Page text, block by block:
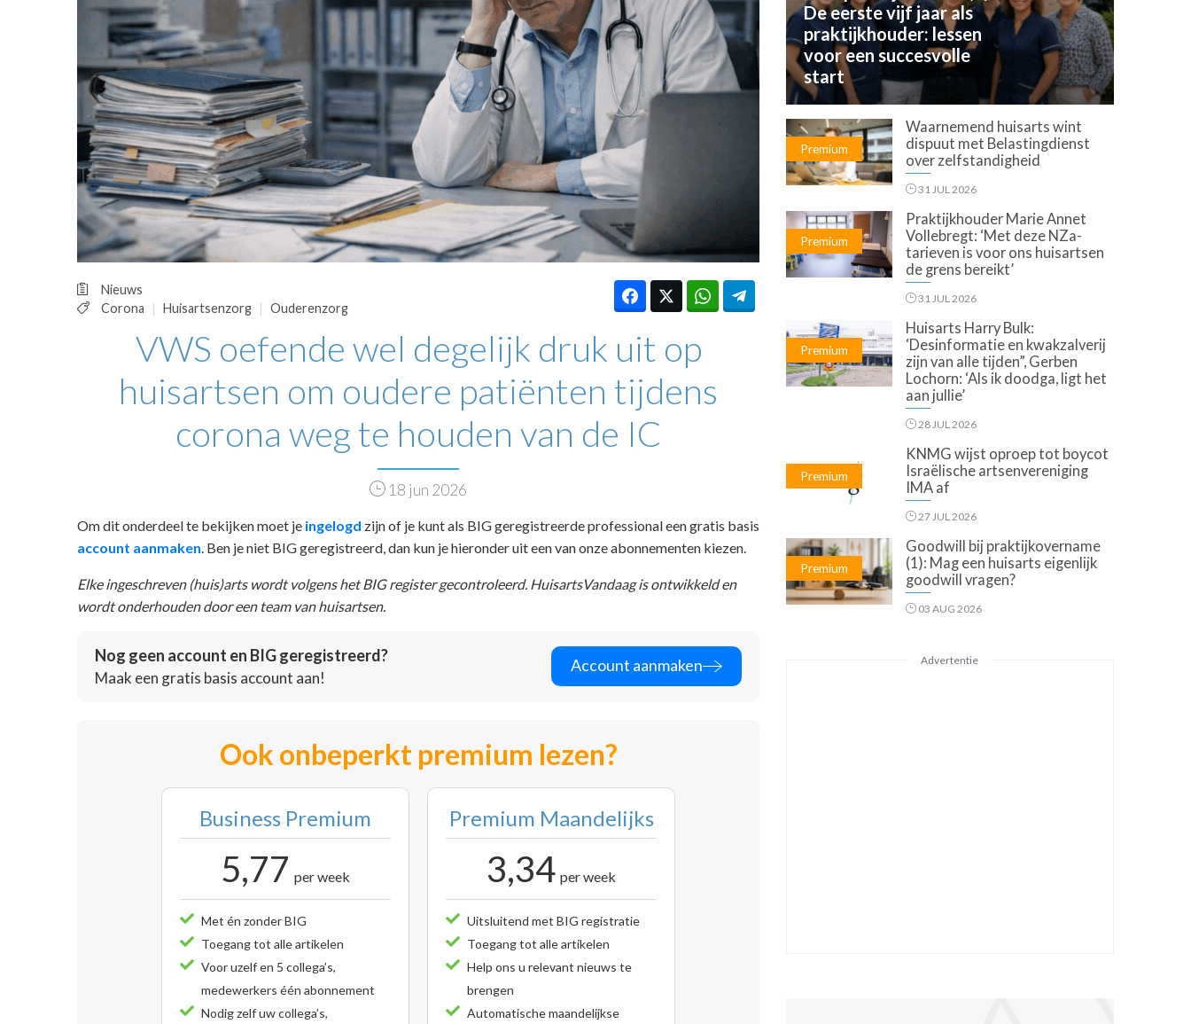
OPINIE
HUISARTSENPOST
PRAKTIJKZAKEN
TARIEVEN
VPHUISARTSEN
MEDISCHE VAKHANDEL
INLOGGEN
REGISTRATIE
Nieuws
Corona
Huisartsenzorg Ouderenzorg
VWS oefende wel degelijk druk uit op
huisartsen om oudere patiënten tijdens
corona weg te houden van de IC
18 jun 2026
Om dit onderdeel te bekijken moet je ingelogd zijn of je kunt als BIG geregistreerde professional een gratis basis
account aanmaken . Ben je niet BIG geregistreerd, dan kun je hieronder uit een van onze abonnementen kiezen.
Elke ingeschreven (huis)arts wordt volgens het BIG register gecontroleerd. HuisartsVandaag is ontwikkeld en
wordt onderhouden door een team van huisartsen.
Nog geen account en BIG geregistreerd?
Maak een gratis basis account aan!
Account aanmaken
Ook onbeperkt premium lezen?
Business Premium
5,77 per week
Met én zonder BIG
Toegang tot alle artikelen
Voor uzelf en 5 collega’s,
medewerkers één abonnement
Nodig zelf uw collega’s,
Premium Maandelijks
3,34 per week
Uitsluitend met BIG registratie
Toegang tot alle artikelen
Help ons u relevant nieuws te
brengen
Automatische maandelijkse
De eerste vijf jaar als
praktijkhouder: lessen
voor een succesvolle
start
Premium
Waarnemend huisarts wint
dispuut met Belastingdienst
over zelfstandigheid
31 JUL 2026
Premium
Praktijkhouder Marie Annet
Vollebregt: ‘Met deze NZa-
tarieven is voor ons huisartsen
de grens bereikt’
31 JUL 2026
Premium
Huisarts Harry Bulk:
‘Desinformatie en kwakzalverij
zijn van alle tijden”, Gerben
Lochorn: ‘Als ik doodga, ligt het
aan jullie’
28 JUL 2026
Premium
KNMG wijst oproep tot boycot
Israëlische artsenvereniging
IMA af
27 JUL 2026
Premium
Goodwill bij praktijkovername
(1): Mag een huisarts eigenlijk
goodwill vragen?
03 AUG 2026
Advertentie